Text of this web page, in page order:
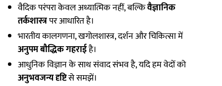
वैदिक परंपरा केवल अध्यात्मिक नहीं, बल्किवैज्ञानिक
तर्कशास्त्रपर आधारित है।
भारतीय कालगणना, खगोलशास्त्र, दर्शन और चिकित्सा में
अनुपम बौद्धिक गहराईहै।
आधुनिक विज्ञान के साथ संवाद संभव है, यदि हम वेदों को
अनुभवजन्य दृष्टिसे समझें।